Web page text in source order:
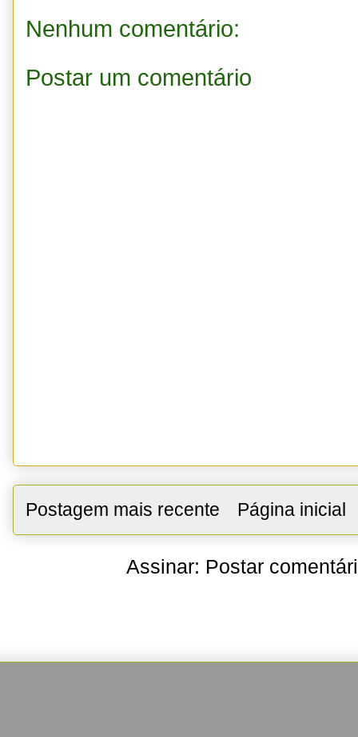
Nenhum comentário:
Postar um comentário
Postagem mais recente Página inicial
Assinar: Postar